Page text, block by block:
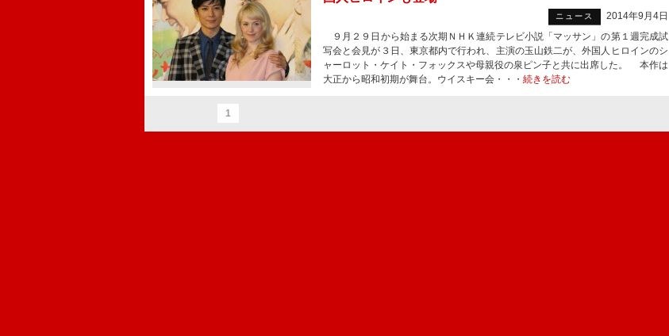
ニュース
2014年9月4日
９月２９日から始まる次期ＮＨＫ連続テレビ小説「マッサン」の第１週完成試
写会と会見が３日、東京都内で行われ、主演の玉山鉄二が、外国人ヒロインのシ
ャーロット・ケイト・フォックスや母親役の泉ピン子と共に出席した。 本作は
大正から昭和初期が舞台。ウイスキー会・・・ 続きを読む
1